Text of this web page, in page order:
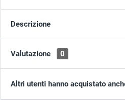
Descrizione
Valutazione 0
Altri utenti hanno acquistato